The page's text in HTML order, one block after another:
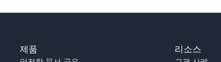
제품 리소스